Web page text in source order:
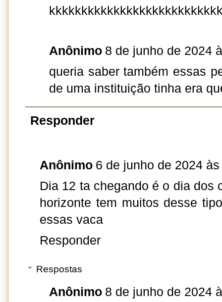
Anônimo 8 de junho de 2024
queria saber também essas
de uma instituição tinha era
Responder
Anônimo 6 de junho de 2024
Dia 12 ta chegando é o dia dos
horizonte tem muitos desse
essas vaca
Responder
Respostas
Anônimo 8 de junho de 2024